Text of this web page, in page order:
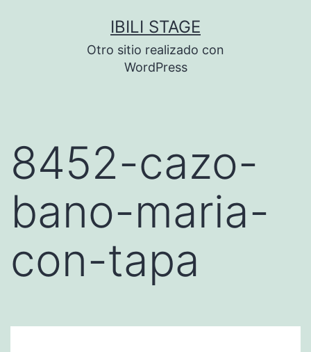
IBILI STAGE
Otro sitio realizado con
WordPress
8452-cazo-
bano-maria-
con-tapa